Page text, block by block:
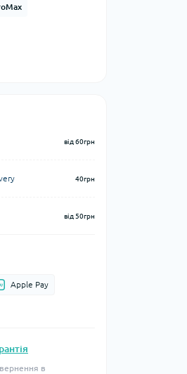
від 60грн
40грн
від 50грн
Apple Pay
в